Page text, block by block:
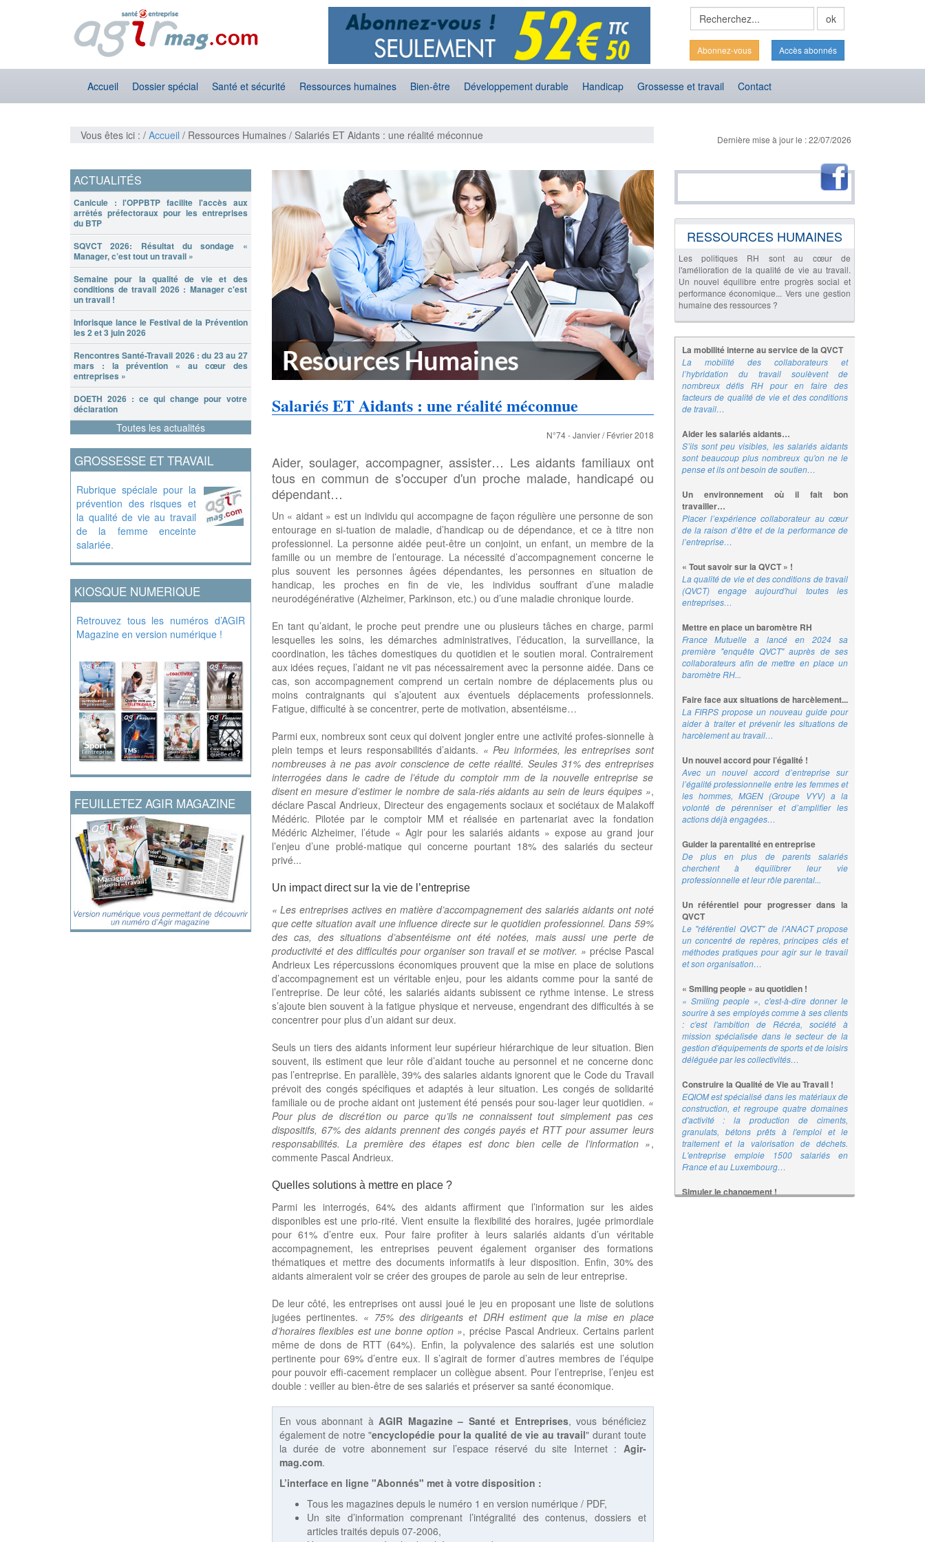
Abonnez-vous Accès abonnés
Accueil Dossier spécial Santé et sécurité Ressources humaines Bien-être Développement durable Handicap Grossesse et travail Contact
Vous êtes ici : / Accueil / Ressources Humaines / Salariés ET Aidants : une réalité méconnue Dernière mise à jour le : 22/07/2026
ACTUALITÉS
Canicule : l'OPPBTP facilite l'accès aux
arrêtés préfectoraux pour les entreprises
du BTP
SQVCT 2026: Résultat du sondage «
Manager, c’est tout un travail »
Semaine pour la qualité de vie et des
conditions de travail 2026 : Manager c'est
un travail !
Inforisque lance le Festival de la Prévention
les 2 et 3 juin 2026
Rencontres Santé-Travail 2026 : du 23 au 27
mars : la prévention « au cœur des
entreprises »
DOETH 2026 : ce qui change pour votre
déclaration
Toutes les actualités
GROSSESSE ET TRAVAIL
Rubrique spéciale pour la
prévention des risques et
la qualité de vie au travail
de la femme enceinte
salariée.
KIOSQUE NUMERIQUE
Retrouvez tous les numéros d’AGIR
Magazine en version numérique !
FEUILLETEZ AGIR MAGAZINE
Salariés ET Aidants : une réalité méconnue
N°74 - Janvier / Février 2018
Aider, soulager, accompagner, assister… Les aidants familiaux ont
tous en commun de s'occuper d'un proche malade, handicapé ou
dépendant…
Un « aidant » est un individu qui accompagne de façon régulière une personne de son
entourage en si-tuation de maladie, d’handicap ou de dépendance, et ce à titre non
professionnel. La personne aidée peut-être un conjoint, un enfant, un membre de la
famille ou un membre de l’entourage. La nécessité d’accompagnement concerne le
plus souvent les personnes âgées dépendantes, les personnes en situation de
handicap, les proches en fin de vie, les individus souffrant d’une maladie
neurodégénérative (Alzheimer, Parkinson, etc.) ou d’une maladie chronique lourde.
En tant qu’aidant, le proche peut prendre une ou plusieurs tâches en charge, parmi
lesquelles les soins, les démarches administratives, l’éducation, la surveillance, la
coordination, les tâches domestiques du quotidien et le soutien moral. Contrairement
aux idées reçues, l’aidant ne vit pas nécessairement avec la personne aidée. Dans ce
cas, son accompagnement comprend un certain nombre de déplacements plus ou
moins contraignants qui s’ajoutent aux éventuels déplacements professionnels.
Fatigue, difficulté à se concentrer, perte de motivation, absentéisme…
Parmi eux, nombreux sont ceux qui doivent jongler entre une activité profes-sionnelle à
plein temps et leurs responsabilités d’aidants. « Peu informées, les entreprises sont
nombreuses à ne pas avoir conscience de cette réalité. Seules 31% des entreprises
interrogées dans le cadre de l’étude du comptoir mm de la nouvelle entreprise se
disent en mesure d’estimer le nombre de sala-riés aidants au sein de leurs équipes »,
déclare Pascal Andrieux, Directeur des engagements sociaux et sociétaux de Malakoff
Médéric. Pilotée par le comptoir MM et réalisée en partenariat avec la fondation
Médéric Alzheimer, l’étude « Agir pour les salariés aidants » expose au grand jour
l’enjeu d’une problé-matique qui concerne pourtant 18% des salariés du secteur
privé...
Un impact direct sur la vie de l’entreprise
« Les entreprises actives en matière d’accompagnement des salariés aidants ont noté
que cette situation avait une influence directe sur le quotidien professionnel. Dans 59%
des cas, des situations d’absentéisme ont été notées, mais aussi une perte de
productivité et des difficultés pour organiser son travail et se motiver. » précise Pascal
Andrieux Les répercussions économiques prouvent que la mise en place de solutions
d’accompagnement est un véritable enjeu, pour les aidants comme pour la santé de
l’entreprise. De leur côté, les salariés aidants subissent ce rythme intense. Le stress
s’ajoute bien souvent à la fatigue physique et nerveuse, engendrant des difficultés à se
concentrer pour plus d’un aidant sur deux.
Seuls un tiers des aidants informent leur supérieur hiérarchique de leur situation. Bien
souvent, ils estiment que leur rôle d’aidant touche au personnel et ne concerne donc
pas l’entreprise. En parallèle, 39% des salaries aidants ignorent que le Code du Travail
prévoit des congés spécifiques et adaptés à leur situation. Les congés de solidarité
familiale ou de proche aidant ont justement été pensés pour sou-lager leur quotidien. «
Pour plus de discrétion ou parce qu’ils ne connaissent tout simplement pas ces
dispositifs, 67% des aidants prennent des congés payés et RTT pour assumer leurs
responsabilités. La première des étapes est donc bien celle de l’information »,
commente Pascal Andrieux.
Quelles solutions à mettre en place ?
Parmi les interrogés, 64% des aidants affirment que l’information sur les aides
disponibles est une prio-rité. Vient ensuite la flexibilité des horaires, jugée primordiale
pour 61% d’entre eux. Pour faire profiter à leurs salariés aidants d’un véritable
accompagnement, les entreprises peuvent également organiser des formations
thématiques et mettre des documents informatifs à leur disposition. Enfin, 30% des
aidants aimeraient voir se créer des groupes de parole au sein de leur entreprise.
De leur côté, les entreprises ont aussi joué le jeu en proposant une liste de solutions
jugées pertinentes. « 75% des dirigeants et DRH estiment que la mise en place
d’horaires flexibles est une bonne option », précise Pascal Andrieux. Certains parlent
même de dons de RTT (64%). Enfin, la polyvalence des salariés est une solution
pertinente pour 69% d’entre eux. Il s’agirait de former d’autres membres de l’équipe
pour pouvoir effi-cacement remplacer un collègue absent. Pour l’entreprise, l’enjeu est
double : veiller au bien-être de ses salariés et préserver sa santé économique.
En vous abonnant àAGIR Magazine – Santé et Entreprises, vous bénéficiez
également de notre "encyclopédie pour la qualité de vie au travail" durant toute
la durée de votre abonnement sur l’espace réservé du site Internet : Agir-
mag.com.
L’interface en ligne "Abonnés" met à votre disposition :
Tous les magazines depuis le numéro 1 en version numérique / PDF,
Un site d’information comprenant l’intégralité des contenus, dossiers et
articles traités depuis 07-2006,
RESSOURCES HUMAINES
Les politiques RH sont au cœur de
l'amélioration de la qualité de vie au travail.
Un nouvel équilibre entre progrès social et
performance économique... Vers une gestion
humaine des ressources ?
La mobilité interne au service de la QVCT
La mobilité des collaborateurs et
l’hybridation du travail soulèvent de
nombreux défis RH pour en faire des
facteurs de qualité de vie et des conditions
de travail…
Aider les salariés aidants…
S’ils sont peu visibles, les salariés aidants
sont beaucoup plus nombreux qu'on ne le
pense et ils ont besoin de soutien…
Un environnement où il fait bon
travailler…
Placer l’expérience collaborateur au cœur
de la raison d’être et de la performance de
l’entreprise…
« Tout savoir sur la QVCT » !
La qualité de vie et des conditions de travail
(QVCT) engage aujourd'hui toutes les
entreprises…
Mettre en place un baromètre RH
France Mutuelle a lancé en 2024 sa
première "enquête QVCT" auprès de ses
collaborateurs afin de mettre en place un
baromètre RH...
Faire face aux situations de harcèlement...
La FIRPS propose un nouveau guide pour
aider à traiter et prévenir les situations de
harcèlement au travail…
Un nouvel accord pour l’égalité !
Avec un nouvel accord d’entreprise sur
l’égalité professionnelle entre les femmes et
les hommes, MGEN (Groupe VYV) a la
volonté de pérenniser et d’amplifier les
actions déjà engagées…
Guider la parentalité en entreprise
De plus en plus de parents salariés
cherchent à équilibrer leur vie
professionnelle et leur rôle parental...
Un référentiel pour progresser dans la
QVCT
Le "référentiel QVCT" de l'ANACT propose
un concentré de repères, principes clés et
méthodes pratiques pour agir sur le travail
et son organisation…
« Smiling people » au quotidien !
« Smiling people », c'est-à-dire donner le
sourire à ses employés comme à ses clients
: c'est l'ambition de Récréa, société à
mission spécialisée dans le secteur de la
gestion d'équipements de sports et de loisirs
déléguée par les collectivités…
Construire la Qualité de Vie au Travail !
EQIOM est spécialisé dans les matériaux de
construction, et regroupe quatre domaines
d'activité : la production de ciments,
granulats, bétons prêts à l'emploi et le
traitement et la valorisation de déchets.
L'entreprise emploie 1500 salariés en
France et au Luxembourg…
Simuler le changement !